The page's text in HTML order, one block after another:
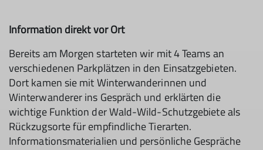
Information direkt vor Ort
Bereits am Morgen starteten wir mit 4 Teams an
verschiedenen Parkplätzen in den Einsatzgebieten.
Dort kamen sie mit Winterwanderinnen und
Winterwanderer ins Gespräch und erklärten die
wichtige Funktion der Wald-Wild-Schutzgebiete als
Rückzugsorte für empfindliche Tierarten.
Informationsmaterialien und persönliche Gespräche